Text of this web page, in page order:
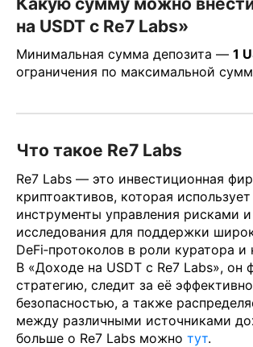
на USDT с Re7 Labs»
Минимальная сумма депозита — 1
ограничения по максимальной
Что такое Re7 Labs
Re7 Labs — это инвестиционная
криптоактивов, которая
инструменты управления рисками и
исследования для поддержки
DeFi‑протоколов в роли куратора и
В «Доходе на USDT с Re7 Labs», он
стратегию, следит за её
безопасностью, а также
между различными источниками
больше о Re7 Labs можно тут.